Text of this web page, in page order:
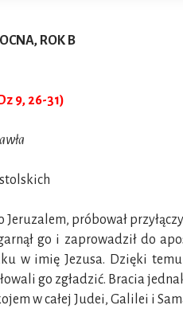
ROK B
9, 26-31)
Jeruzalem, próbował
go i zaprowadził do
w imię Jezusa. Dzięki
go zgładzić. Bracia
w całej Judei, Galilei i